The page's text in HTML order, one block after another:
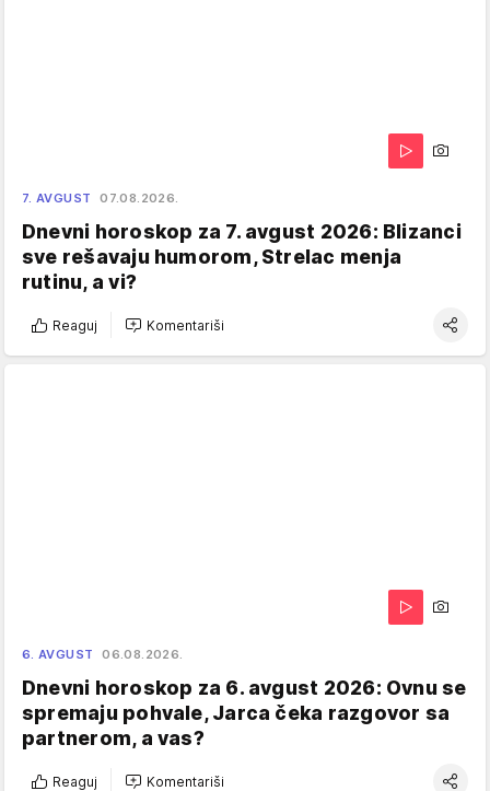
7. AVGUST 07.08.2026.
Dnevni horoskop za 7. avgust 2026: Blizanci
sve rešavaju humorom, Strelac menja
rutinu, a vi?
Reaguj Komentariši
6. AVGUST 06.08.2026.
Dnevni horoskop za 6. avgust 2026: Ovnu se
spremaju pohvale, Jarca čeka razgovor sa
partnerom, a vas?
Reaguj Komentariši